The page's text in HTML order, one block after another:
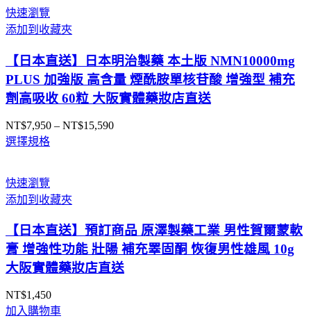
快速瀏覽
添加到收藏夾
【日本直送】日本明治製藥 本土版 NMN10000mg
PLUS 加強版 高含量 煙酰胺單核苷酸 增強型 補充
劑高吸收 60粒 大阪實體藥妝店直送
NT$7,950 – NT$15,590價
NT$15,590
選擇規格
快速瀏覽
添加到收藏夾
【日本直送】預訂商品 原澤製藥工業 男性賀爾蒙軟
膏 增強性功能 壯陽 補充睪固酮 恢復男性雄風 10g
大阪實體藥妝店直送
NT$1,450
加入購物車